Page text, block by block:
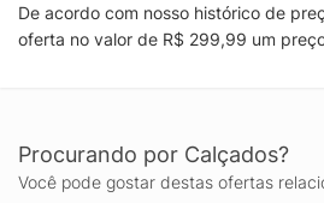
De acordo com nosso histórico de
oferta no valor de R$ 299,99 um
Procurando por Calçados?
Você pode gostar destas ofertas